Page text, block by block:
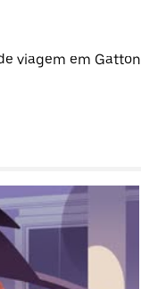
viagem em Gatton